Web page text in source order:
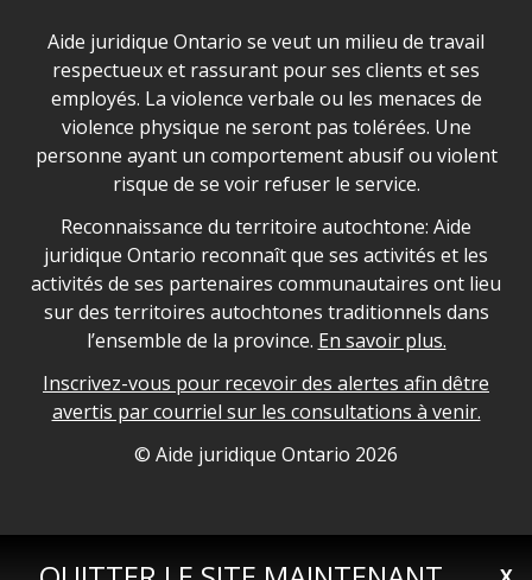
Déclaration sur la sécurité dans les locaux d'AJO.
Aide juridique Ontario se veut un milieu de travail
respectueux et rassurant pour ses clients et ses
employés. La violence verbale ou les menaces de
violence physique ne seront pas tolérées. Une
personne ayant un comportement abusif ou violent
risque de se voir refuser le service.
Legal Aid Ontario land acknowledgement
Reconnaissance du territoire autochtone: Aide
juridique Ontario reconnaît que ses activités et les
activités de ses partenaires communautaires ont lieu
sur des territoires autochtones traditionnels dans
l’ensemble de la province. En savoir plus.
Inscrivez-vous pour recevoir des alertes afin dêtre
avertis par courriel sur les consultations à venir.
Legal Aid Ontario copyright information
© Aide juridique Ontario 2026